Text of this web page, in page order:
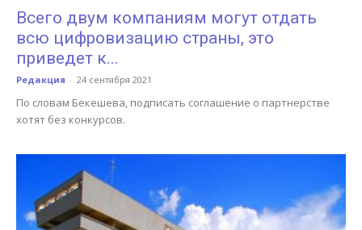
Всего двум компаниям могут отдать
всю цифровизацию страны, это
приведет к...
Редакция - 24 сентября 2021
По словам Бекешева, подписать соглашение о партнерстве
хотят без конкурсов.